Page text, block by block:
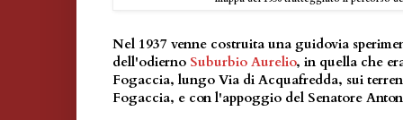
Nel 1937 venne costruita una guidovia
dell'odierno Suburbio Aurelio, in quella che
Fogaccia, lungo Via di Acquafredda, sui
Fogaccia, e con l'appoggio del Senatore